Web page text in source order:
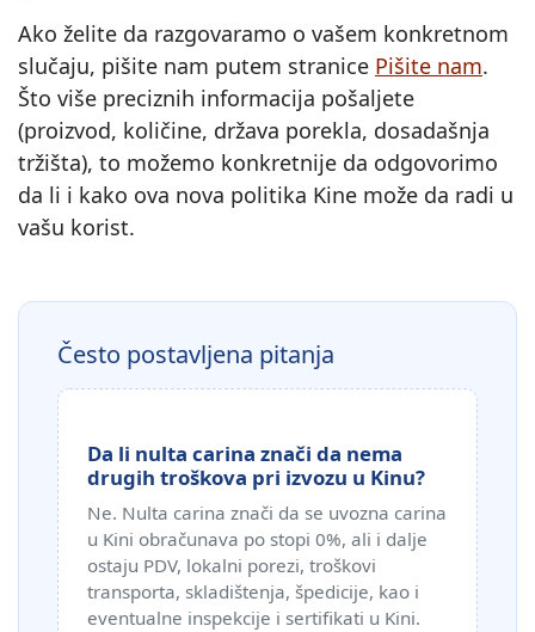
Ako želite da razgovaramo o vašem konkretnom
slučaju, pišite nam putem stranice Pišite nam.
Što više preciznih informacija pošaljete
(proizvod, količine, država porekla, dosadašnja
tržišta), to možemo konkretnije da odgovorimo
da li i kako ova nova politika Kine može da radi u
vašu korist.
Često postavljena pitanja
Da li nulta carina znači da nema
drugih troškova pri izvozu u Kinu?
Ne. Nulta carina znači da se uvozna carina
u Kini obračunava po stopi 0%, ali i dalje
ostaju PDV, lokalni porezi, troškovi
transporta, skladištenja, špedicije, kao i
eventualne inspekcije i sertifikati u Kini.